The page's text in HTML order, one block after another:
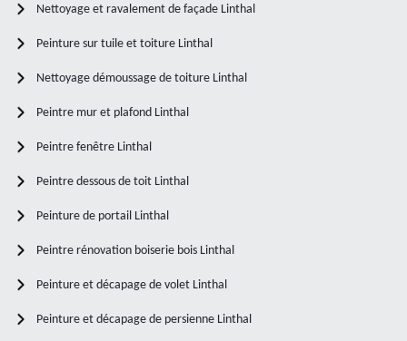
Nettoyage et ravalement de façade Linthal
Peinture sur tuile et toiture Linthal
Nettoyage démoussage de toiture Linthal
Peintre mur et plafond Linthal
Peintre fenêtre Linthal
Peintre dessous de toit Linthal
Peinture de portail Linthal
Peintre rénovation boiserie bois Linthal
Peinture et décapage de volet Linthal
Peinture et décapage de persienne Linthal